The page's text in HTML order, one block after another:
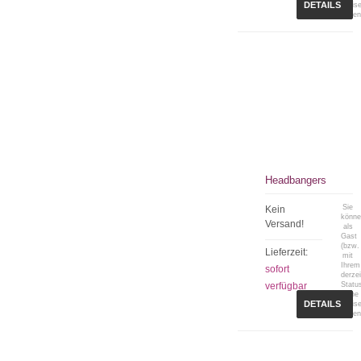
DETAILS
Headbangers
Kein
Versand!
Lieferzeit:
sofort
verfügbar
Sie
als
Gast
(bzw.
mit
Ihrem
keine
DETAILS